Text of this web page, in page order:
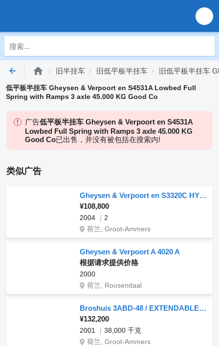
旧半挂车 旧低平板半挂车 旧低平板半挂车
低平板半挂车 Gheysen & Verpoort en S4531A Lowbed Full
Spring with Ramps 3 axle 45.000 KG Good Co
广告低平板半挂车 Gheysen & Verpoort en S4531A
Lowbed Full Spring with Ramps 3 axle 45.000 KG
Good Co已出售，并没有被包括在搜索内!
类似广告
Gheysen & Verpoort en S3320C HYDRAULIC RAMP
¥108,800
2004
2
荷兰, Groot-Ammers
Gheysen & Verpoort A 4020 A
根据请求提供价格
2000
荷兰, Roosendaal
Broshuis 3ABD-48 / EXTENDABLE 2,50 M / 3 AXLES FORCED STEERING
¥132,200
2001
38,000 千克
荷兰, Groot-Ammers